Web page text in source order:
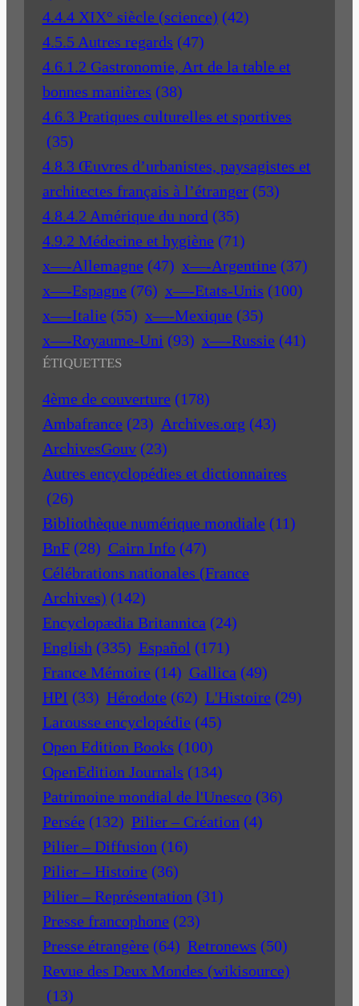
4.4.4 XIX° siècle (science) (42)
4.5.5 Autres regards (47)
4.6.1.2 Gastronomie, Art de la table et
bonnes manières (38)
4.6.3 Pratiques culturelles et sportives
(35)
4.8.3 Œuvres d’urbanistes, paysagistes et
architectes français à l’étranger (53)
4.8.4.2 Amérique du nord (35)
4.9.2 Médecine et hygiène (71)
x—-Allemagne (47) x—-Argentine (37)
x—-Espagne (76) x—-Etats-Unis (100)
x—-Italie (55) x—-Mexique (35)
x—-Royaume-Uni (93) x—-Russie (41)
ÉTIQUETTES
4ème de couverture (178)
Ambafrance (23) Archives.org (43)
ArchivesGouv (23)
Autres encyclopédies et dictionnaires
(26)
Bibliothèque numérique mondiale (11)
BnF (28) Cairn Info (47)
Célébrations nationales (France
Archives) (142)
Encyclopædia Britannica (24)
English (335) Español (171)
France Mémoire (14) Gallica (49)
HPI (33) Hérodote (62) L'Histoire (29)
Larousse encyclopédie (45)
Open Edition Books (100)
OpenEdition Journals (134)
Patrimoine mondial de l'Unesco (36)
Persée (132) Pilier – Création (4)
Pilier – Diffusion (16)
Pilier – Histoire (36)
Pilier – Représentation (31)
Presse francophone (23)
Presse étrangère (64) Retronews (50)
Revue des Deux Mondes (wikisource)
(13)